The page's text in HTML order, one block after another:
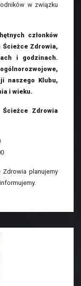
w związku
członków
Ścieżce Zdrowia,
i godzinach.
naszego Klubu,
i wieku.
Zdrowia
planujemy